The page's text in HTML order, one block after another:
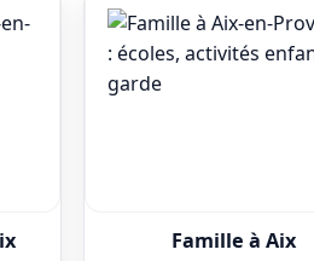
Famille à Aix